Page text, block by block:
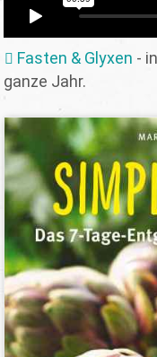
Fasten & Glyxen -
ganze Jahr.